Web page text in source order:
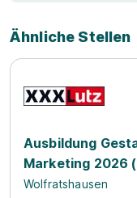
Ähnliche Stellen
Ausbildung
Marketing 2026
Wolfratshausen